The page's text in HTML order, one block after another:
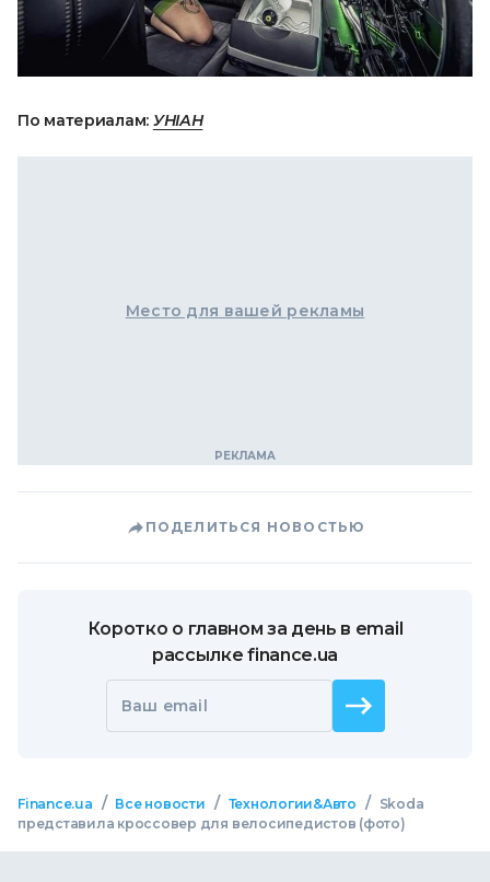
По материалам: УНІАН
Место для вашей рекламы
ПОДЕЛИТЬСЯ НОВОСТЬЮ
Коротко о главном за день в email
рассылке finance.ua
Ваш email
Finance.ua / Все новости / Технологии&Авто /
Skoda
представила кроссовер для велосипедистов (фото)